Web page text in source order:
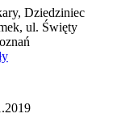
Dziedziniec
ul. Święty